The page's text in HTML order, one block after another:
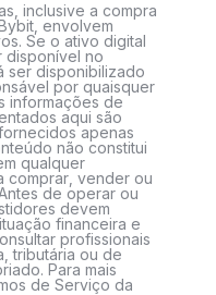
inclusive a compra
envolvem
Se o ativo digital
disponível no
ser disponibilizado
por quaisquer
informações de
aqui são
apenas
não constitui
qualquer
comprar, vender ou
de operar ou
devem
financeira e
profissionais
tributária ou de
Para mais
de Serviço da